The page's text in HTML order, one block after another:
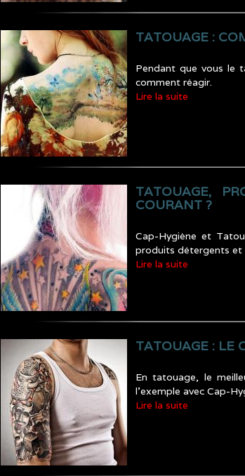
TATOUAGE :
Pendant que vous le
comment réagir.
Lire la suite
TATOUAGE,
COURANT ?
Cap-Hygiène et
produits détergents et
Lire la suite
TATOUAGE : LE
En tatouage, le
l’exemple avec Cap-
Lire la suite